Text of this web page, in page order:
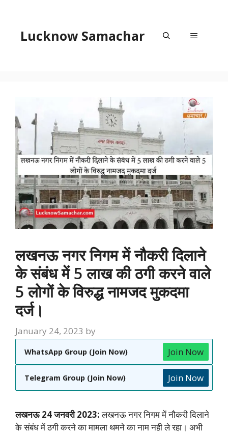
contentLucknow Samachar Menu
लखनऊ नगर निगम में नौकरी दिलाने
के संबंध में 5 लाख की ठगी करने वाले
5 लोगों के विरुद्ध नामजद मुकदमा
दर्ज।
January 24, 2023 by
WhatsApp Group (Join Now) Join Now
Telegram Group (Join Now) Join Now
लखनऊ 24 जनवरी 2023:लखनऊ नगर निगम में नौकरी दिलाने
के संबंध में ठगी करने का मामला थमने का नाम नही ले रहा। अभी